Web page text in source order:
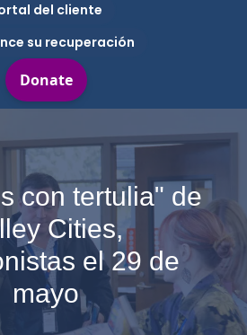
del cliente
su recuperación
con tertulia" de
Cities,
el 29 de
mayo